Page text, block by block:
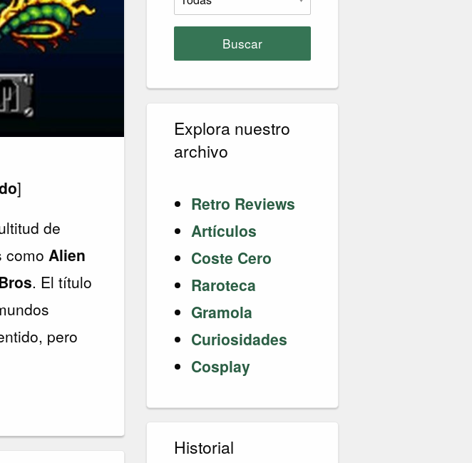
Buscar
Explora nuestro
archivo
Retro Reviews
Artículos
Coste Cero
Raroteca
Gramola
Curiosidades
Cosplay
Historial
]
de
comoAlien
. El título
pero